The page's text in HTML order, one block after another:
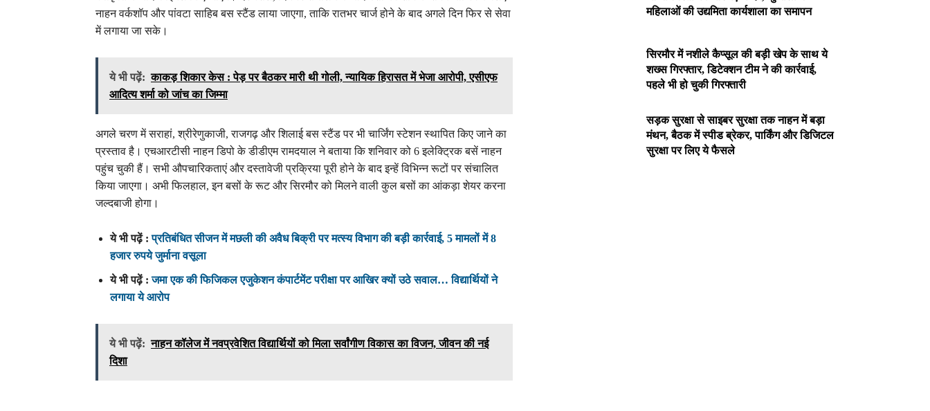
नाहन वर्कशॉप और पांवटा साहिब बस स्टैंड लाया जाएगा, ताकि रातभर चार्ज होने के बाद अगले दिन फिर से सेवा
में लगाया जा सके।
ये भी पढ़ें: काकड़ शिकार केस : पेड़ पर बैठकर मारी थी गोली, न्यायिक हिरासत में भेजा आरोपी, एसीएफ
आदित्य शर्मा को जांच का जिम्मा
अगले चरण में सराहां, श्रीरेणुकाजी, राजगढ़ और शिलाई बस स्टैंड पर भी चार्जिंग स्टेशन स्थापित किए जाने का
प्रस्ताव है। एचआरटीसी नाहन डिपो के डीडीएम रामदयाल ने बताया कि शनिवार को 6 इलेक्ट्रिक बसें नाहन
पहुंच चुकी हैं। सभी औपचारिकताएं और दस्तावेजी प्रक्रिया पूरी होने के बाद इन्हें विभिन्न रूटों पर संचालित
किया जाएगा। अभी फिलहाल, इन बसों के रूट और सिरमौर को मिलने वाली कुल बसों का आंकड़ा शेयर करना
जल्दबाजी होगा।
ये भी पढ़ें :प्रतिबंधित सीजन में मछली की अवैध बिक्री पर मत्स्य विभाग की बड़ी कार्रवाई, 5 मामलों में 8
हजार रुपये जुर्माना वसूला
ये भी पढ़ें :जमा एक की फिजिकल एजुकेशन कंपार्टमेंट परीक्षा पर आखिर क्यों उठे सवाल… विद्यार्थियों ने
लगाया ये आरोप
ये भी पढ़ें: नाहन कॉलेज में नवप्रवेशित विद्यार्थियों को मिला सर्वांगीण विकास का विजन, जीवन की नई
दिशा
महिलाओं की उद्यमिता कार्यशाला का समापन
सिरमौर में नशीले कैप्सूल की बड़ी खेप के साथ ये
शख्स गिरफ्तार, डिटेक्शन टीम ने की कार्रवाई,
पहले भी हो चुकी गिरफ्तारी
सड़क सुरक्षा से साइबर सुरक्षा तक नाहन में बड़ा
मंथन, बैठक में स्पीड ब्रेकर, पार्किंग और डिजिटल
सुरक्षा पर लिए ये फैसले